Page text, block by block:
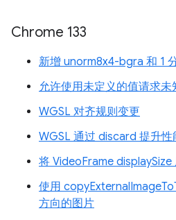
Chrome 133
新增 unorm8x4-bgra 和 1
允许使用未定义的值请求未
WGSL 对齐规则变更
WGSL 通过 discard 提升性
将 VideoFrame displaySize
使用
方向的图片